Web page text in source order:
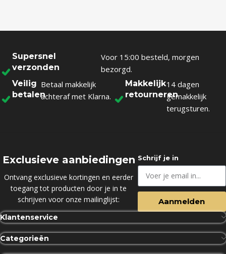
Supersnel
verzonden
Voor 15:00 besteld, morgen
bezorgd.
Veilig
betalen
Betaal makkelijk
achteraf met Klarna.
Makkelijk
retourneren
14 dagen
gemakkelijk
terugsturen.
Exclusieve aanbiedingen
Ontvang exclusieve kortingen en eerder
toegang tot producten door je in te
schrijven voor onze mailinglijst:
Schrijf je in
Aanmelden
Klantenservice
Categorieën